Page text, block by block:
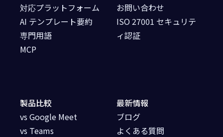
対応プラットフォーム
AI テンプレート要約
専門用語
MCP
最新情報
ブログ
よくある質問
製品比較
vs Google Meet
vs Teams
お問い合わせ
ISO 27001 セキュリテ
ィ認証